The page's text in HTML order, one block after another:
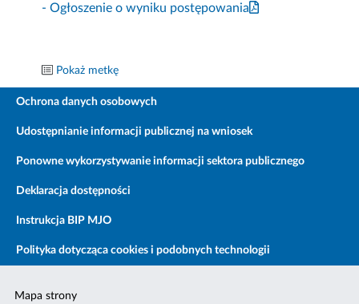
- Ogłoszenie o wyniku postępowania
Pokaż metkę
Ochrona danych osobowych
Udostępnianie informacji publicznej na wniosek
Ponowne wykorzystywanie informacji sektora publicznego
Deklaracja dostępności
Instrukcja BIP MJO
Polityka dotycząca cookies i podobnych technologii
Mapa strony